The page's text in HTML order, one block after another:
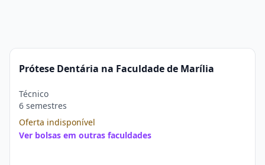
Prótese Dentária na Faculdade de Marília
Técnico
6 semestres
Oferta indisponível
Ver bolsas em outras faculdades